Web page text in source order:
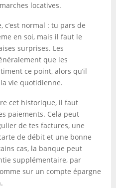
locatives.
normal : tu pars de
en soi, mais il faut le
surprises. Les
que les
ce point, alors qu’il
vie quotidienne.
cet historique, il faut
paiements. Cela peut
de tes factures, une
de débit et une bonne
cas, la banque peut
supplémentaire, par
sur un compte épargne